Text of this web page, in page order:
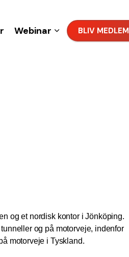
Webinar BLIV MEDLEM
og et nordisk kontor i Jönköping.
tunneller og på motorveje, indenfor
motorveje i Tyskland.